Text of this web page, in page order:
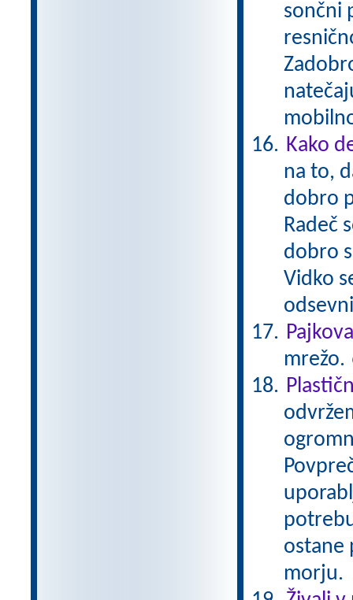
sončni
Kako
na to,
dobro
Radeč
dobro
Vidko
mrežo.
ostane
morju.